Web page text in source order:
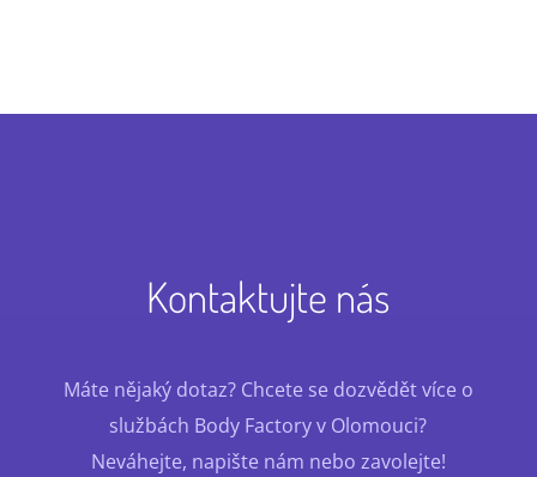
Kontaktujte nás
Máte nějaký dotaz? Chcete se dozvědět více o
službách Body Factory v Olomouci?
Neváhejte, napište nám nebo zavolejte!